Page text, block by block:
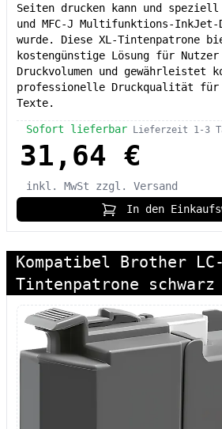
Seiten drucken kann und
und MFC-J Multifunktions-
wurde. Diese XL-Tintenpatrone
kostengünstige Lösung für Nutzer
Druckvolumen und gewährleistet
professionelle Druckqualität für
Texte.
Sofort lieferbar Lieferzeit 1-3
31,64 €
inkl. MwSt
zzgl. Versand
In den
Kompatibel Brother LC-
Tintenpatrone schwarz